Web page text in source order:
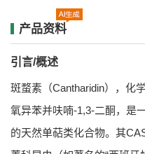
产品资料
引言/概述
斑蝥素（Cantharidin），化
氧异苯并呋喃-1,3-二酮，是
的天然单萜类化合物。其